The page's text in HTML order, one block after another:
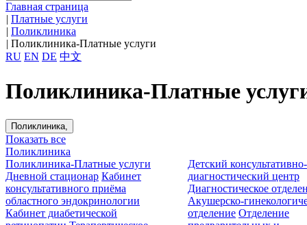
Главная страница
| Платные услуги
| Поликлиника
| Поликлиника-Платные услуги
RU EN DE 中文
Поликлиника-Платные
Поликлиника,
Показать все
Поликлиника
Поликлиника-Платные услуги
Дневной стационар Кабинет
консультативного приёма
областного эндокринологии
Кабинет диабетической
Детский консультативно-
диагностический центр
Диагностическое
Акушерско-
отделение Отделение